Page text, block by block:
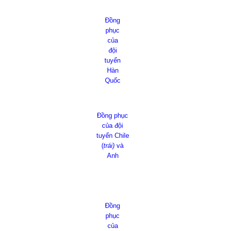
Đồng
phục
của
đội
tuyển
Hàn
Quốc
Đồng phục
của đội
tuyển Chile
(trái) và
Anh
Đồng
phục
của